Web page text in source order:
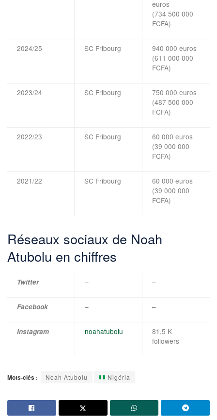
euros
(734 500 000
FCFA)
2024/25 SC Fribourg
940 000 euros
(611 000 000
FCFA)
2023/24 SC Fribourg
750 000 euros
(487 500 000
FCFA)
2022/23 SC Fribourg
60 000 euros
(39 000 000
FCFA)
2021/22 SC Fribourg
60 000 euros
(39 000 000
FCFA)
Réseaux sociaux de Noah
Atubolu en chiffres
Twitter – –
Facebook – –
Instagram noahatubolu
81,5 K
followers
Mots-clés : Noah Atubolu Nigéria